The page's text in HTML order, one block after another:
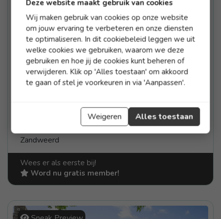
Sneak Preview
Zandweerd
Wees er als eerste bij!
Word nu gratis member!
Deze website maakt gebruik van cookies
Wij maken gebruik van cookies op onze website
om jouw ervaring te verbeteren en onze diensten
te optimaliseren. In dit cookiebeleid leggen we uit
welke cookies we gebruiken, waarom we deze
gebruiken en hoe jij de cookies kunt beheren of
verwijderen. Klik op 'Alles toestaan' om akkoord
te gaan of stel je voorkeuren in via 'Aanpassen'.
Weigeren Alles toestaan